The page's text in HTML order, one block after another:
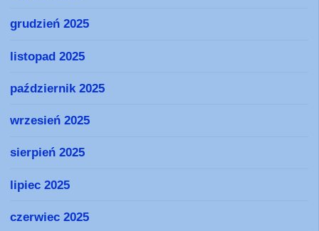
grudzień 2025
listopad 2025
październik 2025
wrzesień 2025
sierpień 2025
lipiec 2025
czerwiec 2025